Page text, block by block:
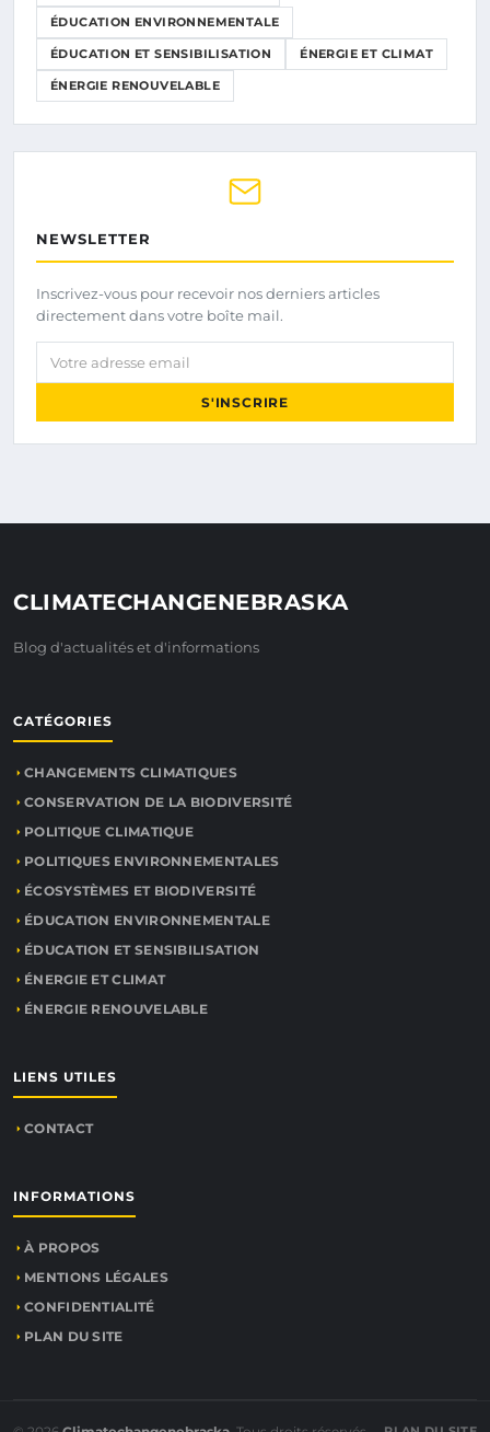
ÉDUCATION ENVIRONNEMENTALE
ÉDUCATION ET SENSIBILISATION ÉNERGIE ET CLIMAT
ÉNERGIE RENOUVELABLE
NEWSLETTER
Inscrivez-vous pour recevoir nos derniers articles
directement dans votre boîte mail.
Votre adresse email
S'INSCRIRE
CLIMATECHANGENEBRASKA
Blog d'actualités et d'informations
CATÉGORIES
CHANGEMENTS CLIMATIQUES
CONSERVATION DE LA BIODIVERSITÉ
POLITIQUE CLIMATIQUE
POLITIQUES ENVIRONNEMENTALES
ÉCOSYSTÈMES ET BIODIVERSITÉ
ÉDUCATION ENVIRONNEMENTALE
ÉDUCATION ET SENSIBILISATION
ÉNERGIE ET CLIMAT
ÉNERGIE RENOUVELABLE
LIENS UTILES
CONTACT
INFORMATIONS
À PROPOS
MENTIONS LÉGALES
CONFIDENTIALITÉ
PLAN DU SITE